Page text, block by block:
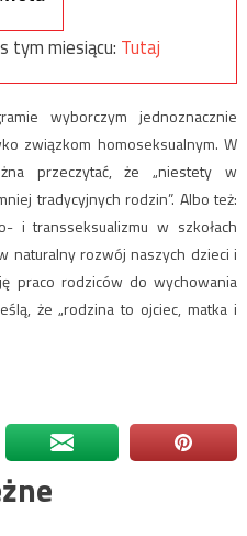
tym miesiącu: Tutaj
wyborczym jednoznacznie
związkom homoseksualnym. W
przeczytać, że „niestety w
tradycyjnych rodzin”. Albo też:
i transseksualizmu w szkołach
naturalny rozwój naszych dzieci i
praco rodziców do wychowania
że „rodzina to ojciec, matka i